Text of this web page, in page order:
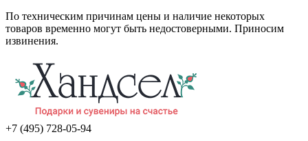
По техническим причинам цены и наличие некоторых
товаров временно могут быть недостоверными. Приносим
извинения.
+7 (495) 728-05-94